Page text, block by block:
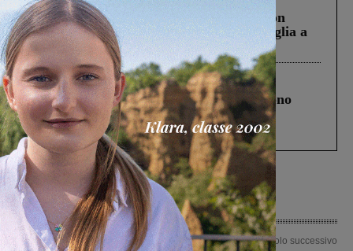
Scomparso da una struttura di Castiglion
Fiorentino l’uomo che aveva ucciso la figlia a
Levane nel 2020
Cronaca 4 Agosto 2026
Un anno fa la strage in A1 in cui morirono
Gianni, Giulia e Franco. Lo schianto, il
processo, lo stop ai sorpassi fra tir....
Articolo precedente
Articolo successivo